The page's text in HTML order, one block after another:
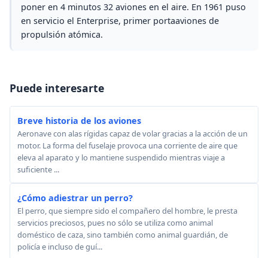
poner en 4 minutos 32 aviones en el aire. En 1961 puso
en servicio el Enterprise, primer portaaviones de
propulsión atómica.
Puede interesarte
Breve historia de los aviones
Aeronave con alas rígidas capaz de volar gracias a la acción de un
motor. La forma del fuselaje provoca una corriente de aire que
eleva al aparato y lo mantiene suspendido mientras viaje a
suficiente ...
¿Cómo adiestrar un perro?
El perro, que siempre sido el compañero del hombre, le presta
servicios preciosos, pues no sólo se utiliza como animal
doméstico de caza, sino también como animal guardián, de
policía e incluso de guí...